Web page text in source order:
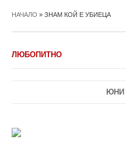
НАЧАЛО » ЗНАМ КОЙ Е УБИЕЦА
ЛЮБОПИТНО
ЮНИ